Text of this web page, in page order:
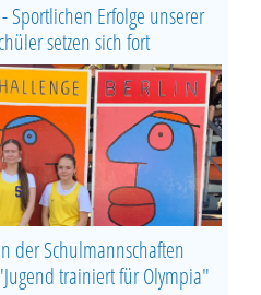
Sportlichen Erfolge unserer
setzen sich fort
der Schulmannschaften
trainiert für Olympia"